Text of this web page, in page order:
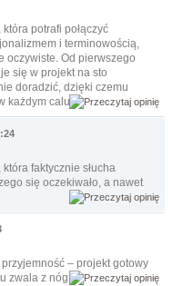
potrafi połączyć
i terminowością,
oczywiste. Od pierwszego
się w projekt na sto
doradzić, dzięki czemu
każdym calu.
faktycznie słucha
się oczekiwało, a nawet
– projekt gotowy
zwala z nóg.